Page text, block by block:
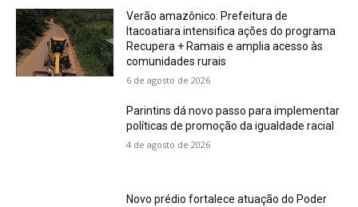
Verão amazônico: Prefeitura de
Itacoatiara intensifica ações do programa
Recupera + Ramais e amplia acesso às
comunidades rurais
6 de agosto de 2026
Parintins dá novo passo para implementar
políticas de promoção da igualdade racial
4 de agosto de 2026
Novo prédio fortalece atuação do Poder